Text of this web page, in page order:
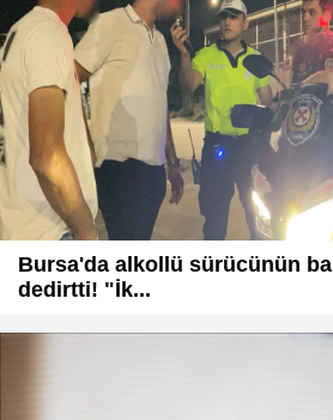
Bursa'da alkollü sürücünün
dedirtti! "İk...